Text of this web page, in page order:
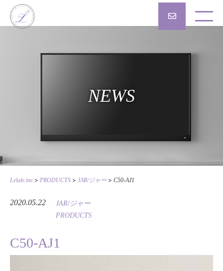
NEWS
Lelale.inc > PRODUCTS > JAR/ジャー > C50-AJ1
2020.05.22
JAR/ジャー
PRODUCTS
C50-AJ1